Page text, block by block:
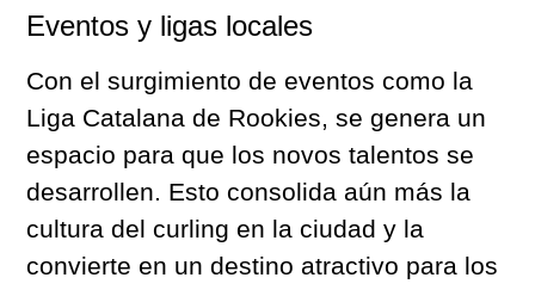
Eventos y ligas locales
Con el surgimiento de eventos como la
Liga Catalana de Rookies, se genera un
espacio para que los novos talentos se
desarrollen. Esto consolida aún más la
cultura del curling en la ciudad y la
convierte en un destino atractivo para los